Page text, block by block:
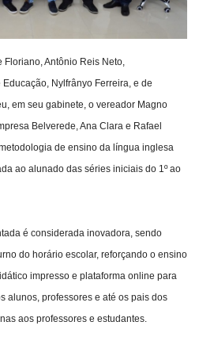
Antônio Reis Neto,
Nylfrânyo Ferreira, e de
em seu gabinete, o vereador Magno
Belverede, Ana Clara e Rafael
de ensino da língua inglesa
ao alunado das séries iniciais do 1º ao
é considerada inovadora, sendo
do horário escolar, reforçando o ensino
impresso e plataforma online para
alunos, professores e até os pais dos
aos professores e estudantes.